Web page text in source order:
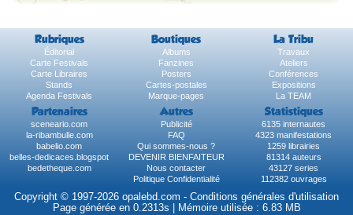
Rubriques Boutiques La Tribu
Éditorial Albums
Travaux
Carte Festivals
Fanzines
Ateliers
Carte Libraires
Posters
Conférences
Stands
Cartes-postales
Expositions
Agenda Festivals
Marque-pages La TEAM
Partenaires Autres Statistiques
sceneario.com Publicité
6135 internautes
la-ribambulle.com
FAQ
4323 manifestations
babelio.com
Qui sommes-nous ?
1259 librairies
belles-dedicaces.blogspot
DEVENIR BIENFAITEUR
81314 auteurs
bedetheque.com
Nous contacter
43127 series
Politique Confidentialité
112382 ouvrages
Copyright © 1997-2026 opalebd.com - Conditions générales d'utilisation
Page générée en 0.2313s | Mémoire utilisée : 6.83 MB